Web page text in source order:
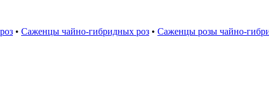
• Саженцы чайно-гибридных роз • Саженцы розы чайно-